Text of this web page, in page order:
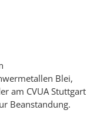
Blei,
am CVUA Stuttgart
Beanstandung.